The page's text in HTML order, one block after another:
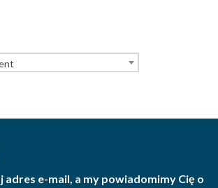
adres e-mail, a my powiadomimy Cię o